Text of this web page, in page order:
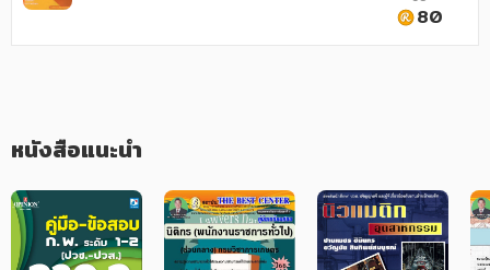
การเรียน การศึกษา
เทคโนโลยี การสื่อสาร วิทยาศาสตร์
80
หนังสือแนะนำ